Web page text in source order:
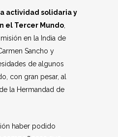
actividad solidaria y
el Tercer Mundo
en la India de
Sancho y
de algunos
con gran pesar, al
la Hermandad de
haber podido